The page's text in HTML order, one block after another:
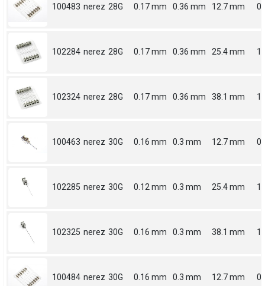
100483 nerez 28G 0.17 mm 0.36 mm 12.7 mm
102284 nerez 28G 0.17 mm 0.36 mm 25.4 mm 1
102324 nerez 28G 0.17 mm 0.36 mm 38.1 mm
100463 nerez 30G 0.16 mm 0.3 mm 12.7 mm
102285 nerez 30G 0.12 mm 0.3 mm 25.4 mm 1
102325 nerez 30G 0.16 mm 0.3 mm 38.1 mm
100484 nerez 30G 0.16 mm 0.3 mm 12.7 mm